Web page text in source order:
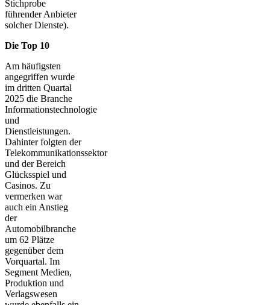
Stichprobe
führender Anbieter
solcher Dienste).
Die Top 10
Am häufigsten
angegriffen wurde
im dritten Quartal
2025 die Branche
Informationstechnologie
und
Dienstleistungen.
Dahinter folgten der
Telekommunikationssektor
und der Bereich
Glücksspiel und
Casinos. Zu
vermerken war
auch ein Anstieg
der
Automobilbranche
um 62 Plätze
gegenüber dem
Vorquartal. Im
Segment Medien,
Produktion und
Verlagswesen